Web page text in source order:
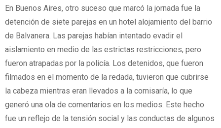
En Buenos Aires, otro suceso que marcó la jornada fue la
detención de siete parejas en un hotel alojamiento del barrio
de Balvanera. Las parejas habían intentado evadir el
aislamiento en medio de las estrictas restricciones, pero
fueron atrapadas por la policía. Los detenidos, que fueron
filmados en el momento de la redada, tuvieron que cubrirse
la cabeza mientras eran llevados a la comisaría, lo que
generó una ola de comentarios en los medios. Este hecho
fue un reflejo de la tensión social y las conductas de algunos